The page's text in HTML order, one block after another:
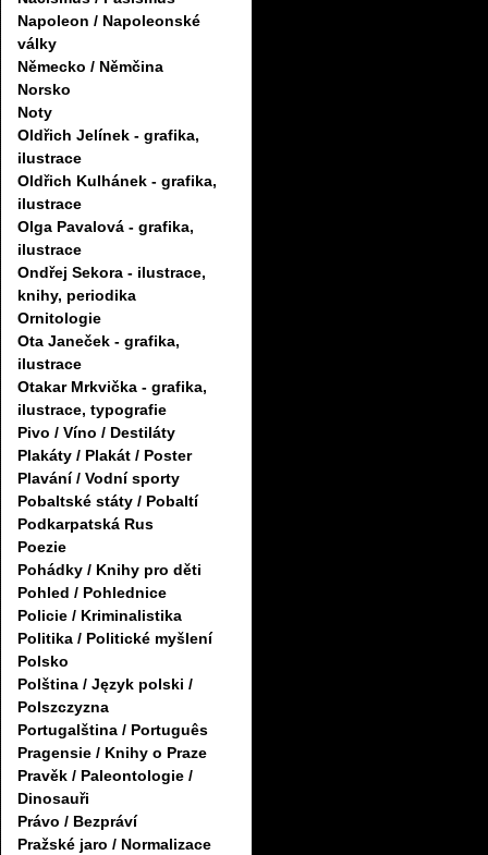
Napoleon / Napoleonské
války
Německo / Němčina
Norsko
Noty
Oldřich Jelínek - grafika,
ilustrace
Oldřich Kulhánek - grafika,
ilustrace
Olga Pavalová - grafika,
ilustrace
Ondřej Sekora - ilustrace,
knihy, periodika
Ornitologie
Ota Janeček - grafika,
ilustrace
Otakar Mrkvička - grafika,
ilustrace, typografie
Pivo / Víno / Destiláty
Plakáty / Plakát / Poster
Plavání / Vodní sporty
Pobaltské státy / Pobaltí
Podkarpatská Rus
Poezie
Pohádky / Knihy pro děti
Pohled / Pohlednice
Policie / Kriminalistika
Politika / Politické myšlení
Polsko
Polština / Język polski /
Polszczyzna
Portugalština / Português
Pragensie / Knihy o Praze
Pravěk / Paleontologie /
Dinosauři
Právo / Bezpráví
Pražské jaro / Normalizace